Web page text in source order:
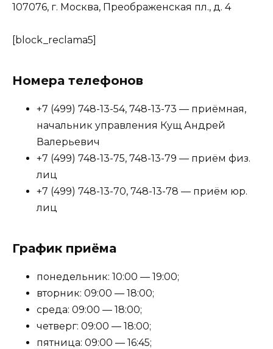
107076, г. Москва, Преображенская пл., д. 4
[block_reclama5]
Номера телефонов
+7 (499) 748-13-54, 748-13-73 — приёмная,
начальник управления Кущ Андрей
Валерьевич
+7 (499) 748-13-75, 748-13-79 — приём физ.
лиц
+7 (499) 748-13-70, 748-13-78 — приём юр.
лиц
График приёма
понедельник: 10:00 — 19:00;
вторник: 09:00 — 18:00;
среда: 09:00 — 18:00;
четверг: 09:00 — 18:00;
пятница: 09:00 — 16:45;